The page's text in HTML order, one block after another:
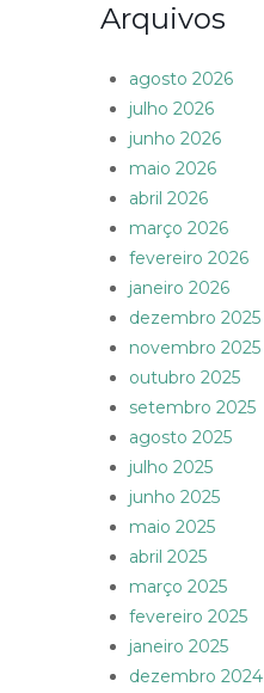
Arquivos
agosto 2026
julho 2026
junho 2026
maio 2026
abril 2026
março 2026
fevereiro 2026
janeiro 2026
dezembro 2025
novembro 2025
outubro 2025
setembro 2025
agosto 2025
julho 2025
junho 2025
maio 2025
abril 2025
março 2025
fevereiro 2025
janeiro 2025
dezembro 2024